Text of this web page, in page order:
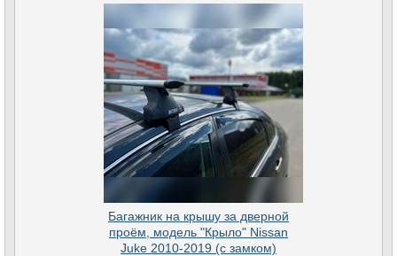
Багажник на крышу за дверной
проём, модель "Крыло" Nissan
Juke 2010-2019 (с замком)